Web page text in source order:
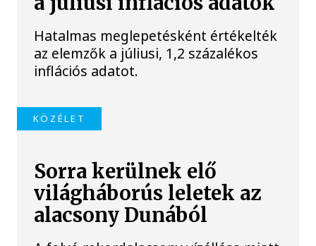
Hatalmas meglepetésként értékelték
az elemzők a júliusi, 1,2 százalékos
inflációs adatot.
KÖZÉLET
Sorra kerülnek elő
világháborús leletek az
alacsony Dunából